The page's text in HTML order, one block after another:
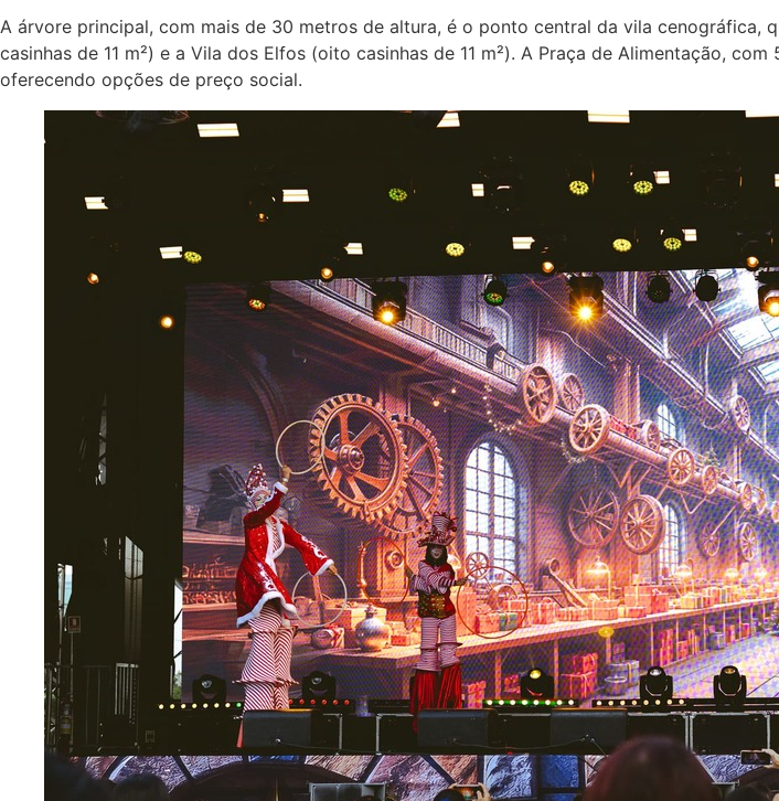
A árvore principal, com mais de 30 metros de altura, é o ponto central da vila cenográfica,
casinhas de 11 m²) e a Vila dos Elfos (oito casinhas de 11 m²). A Praça de Alimentação,
oferecendo opções de preço social.